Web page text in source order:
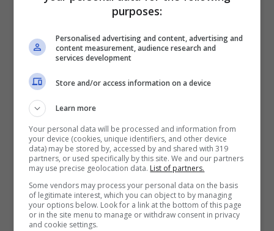
L’idea trova ispirazione da quello che è il
modello già applicato in Germania e in Olanda:
aiuti mirati, che non siano interventi diretti sulle
tariffe quanto piuttosto “meccanismi più
efficienti e più flessibili rispetto all’andamento
dei consumi, che orientino le famiglie e
premino i comportamenti virtuosi”. Nello
specifio, dovrebbe essere introdotta una
sorta di una “fascia protetta di consumo”,
ovvero il 70% o 80% dei consumi verrebbe
pagato basandosi sui prezzi degli anni
purposes:
Personalised advertising and content, advertising and
content measurement, audience research and
services development
Store and/or access information on a device
Learn more
Your personal data will be processed and information from
your device (cookies, unique identifiers, and other device
data) may be stored by, accessed by and shared with 319
partners, or used specifically by this site. We and our partners
may use precise geolocation data. List of partners.
Some vendors may process your personal data on the basis
of legitimate interest, which you can object to by managing
your options below. Look for a link at the bottom of this page
or in the site menu to manage or withdraw consent in privacy
and cookie settings.